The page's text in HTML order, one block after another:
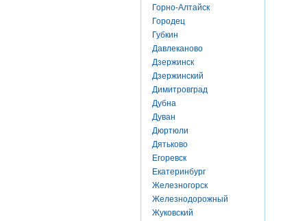
Горно-Алтайск
Городец
Губкин
Давлеканово
Дзержинск
Дзержинский
Димитровград
Дубна
Дуван
Дюртюли
Дятьково
Егоревск
Екатеринбург
Железногорск
Железнодорожный
Жуковский